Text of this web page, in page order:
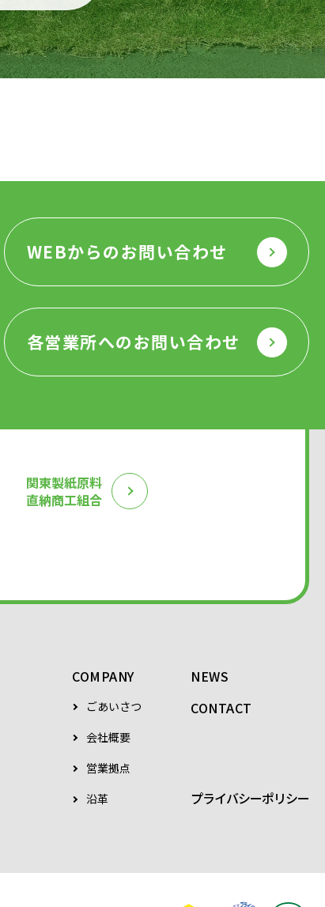
WEBからのお問い合わせ
各営業所へのお問い合わせ
関東製紙原料
直納商工組合
COMPANY
ごあいさつ
会社概要
営業拠点
沿革
NEWS
CONTACT
プライバシーポリシー